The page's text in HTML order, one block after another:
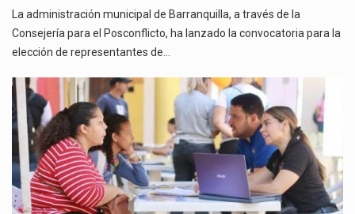
La administración municipal de Barranquilla, a través de la
Consejería para el Posconflicto, ha lanzado la convocatoria para la
elección de representantes de…